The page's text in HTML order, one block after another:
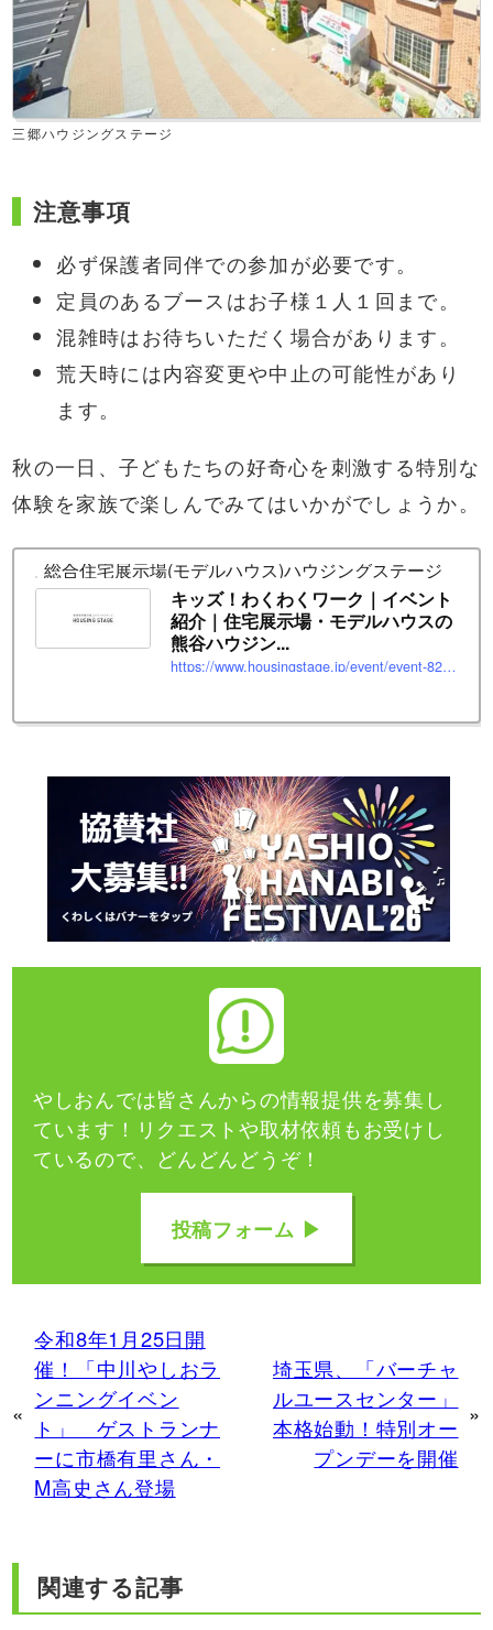
三郷ハウジングステージ
注意事項
必ず保護者同伴での参加が必要です。
定員のあるブースはお子様１人１回まで。
混雑時はお待ちいただく場合があります。
荒天時には内容変更や中止の可能性があり
ます。
秋の一日、子どもたちの好奇心を刺激する特別な
体験を家族で楽しんでみてはいかがでしょうか。
総合住宅展示場(モデルハウス)ハウジングステージ
キッズ！わくわくワーク｜イベント
紹介｜住宅展示場・モデルハウスの
熊谷ハウジン...
https://www.housingstage.jp/event/event-82849
やしおんでは皆さんからの情報提供を募集し
ています！ リクエストや取材依頼もお受けし
ているので、どんどんどうぞ！
投稿フォーム ▶
«
令和8年1月25日開
催！「中川やしおラ
ンニングイベン
ト」 ゲストランナ
ーに市橋有里さん・
M高史さん登場
埼玉県、「バーチャ
ルユースセンター」
本格始動！特別オー
プンデーを開催
»
関連する記事